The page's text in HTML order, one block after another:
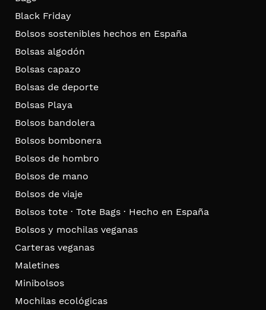
Black Friday
Bolsos sostenibles hechos en España
Bolsas algodón
Bolsas capazo
Bolsas de deporte
Bolsas Playa
Bolsos bandolera
Bolsos bombonera
Bolsos de hombro
Bolsos de mano
Bolsos de viaje
Bolsos tote · Tote Bags · Hecho en España
Bolsos y mochilas veganas
Carteras veganas
Maletines
Minibolsos
Mochilas ecológicas